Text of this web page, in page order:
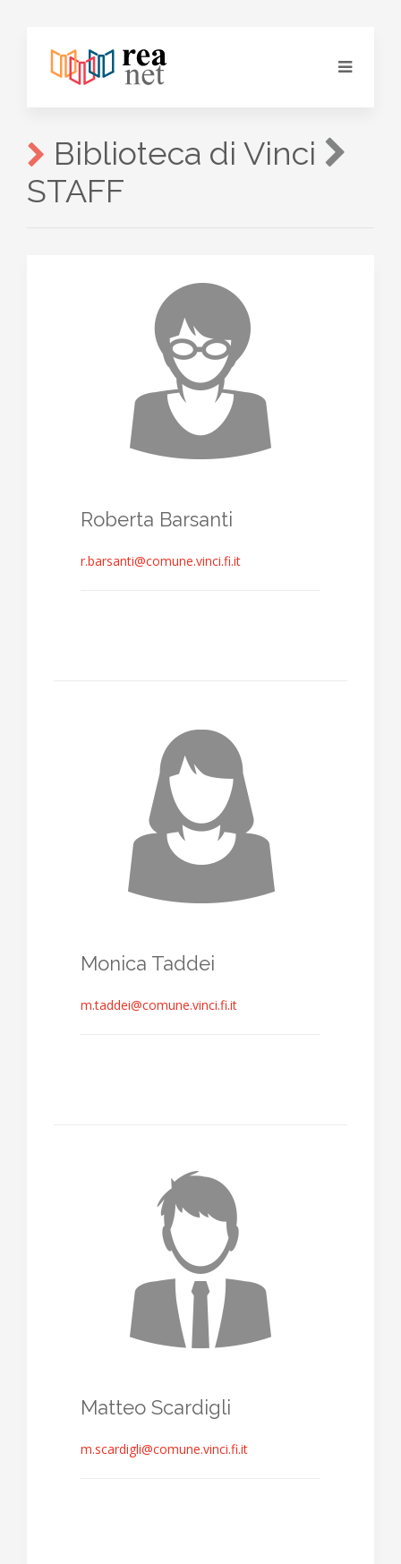
Biblioteca di Vinci
STAFF
Roberta Barsanti
r.barsanti@comune.vinci.fi.it
Monica Taddei
m.taddei@comune.vinci.fi.it
Matteo Scardigli
m.scardigli@comune.vinci.fi.it